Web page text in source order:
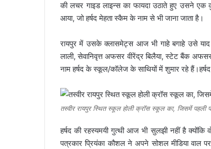
की लचर गाइड लाइन्स का फायदा उठाते हुए उसने
आया, जो हर्षद मेहता स्कैम के नाम से भी जाना जाता है।
रायपुर में उसके क्लासमेट्स आज भी गाहे बगाहे उसे याद
लाली, सेवानिवृत्त अफसर वीरेंद्र बिलैया, स्टेट बैंक
नाम हर्षद के स्कूल/कॉलेज के साथियों में शुमार रहे
तस्वीर रायपुर स्थित स्कूल होली क्रॉस स्कूल का, जिसमें पहली
हर्षद की रहस्यमयी गुत्थी आज भी सुलझी नहीं है
पत्रकार प्रियंका कौशल ने अपने सोशल मीडिया वाल